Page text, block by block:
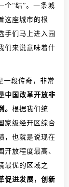
个“结”。一条城
这座城市的根
手们马上进入园
们来说意味着什
一段传奇，非常
中国改革开放非
。 根据我们统
家级经开区综合
，也就是说现在
开放程度最高、
最优的区域之
促进发展，创新